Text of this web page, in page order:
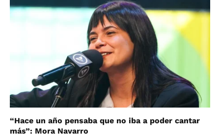
“Hace un año pensaba que no iba a poder cantar
más”: Mora Navarro